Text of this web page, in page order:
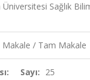
Sağlık
Makale / Tam Makale
Sayı: 25